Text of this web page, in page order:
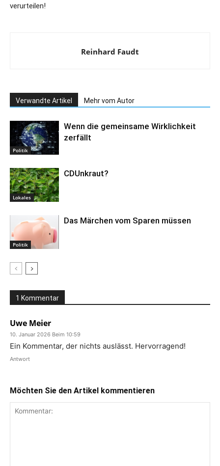
verurteilen!
Reinhard Faudt
Verwandte Artikel Mehr vom Autor
Politik
Wenn die gemeinsame Wirklichkeit
zerfällt
Lokales
CDUnkraut?
Politik
Das Märchen vom Sparen müssen
1 Kommentar
Uwe Meier
10. Januar 2026 Beim 10:59
Ein Kommentar, der nichts auslässt. Hervorragend!
Antwort
Möchten Sie den Artikel kommentieren